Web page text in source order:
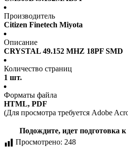
Производитель
Citizen Finetech Miyota
Описание
CRYSTAL 49.152 MHZ 18PF SMD
Количество страниц
1 шт.
Форматы файла
HTML, PDF
(Для просмотра требуется Adobe
Подождите, идет подготовка
Просмотрено: 248